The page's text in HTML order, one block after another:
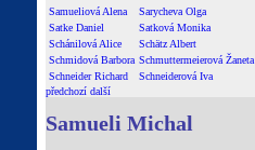
Samueliová Alena Sarycheva Olga
Satke Daniel
Satková Monika
Schánilová Alice
Schätz Albert
Schmidová Barbora Schmuttermeierová Žaneta
Schneider Richard
Schneiderová Iva
předchozí další
Samueli Michal